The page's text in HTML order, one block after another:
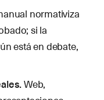
normativiza
si la
está en debate,
Web,